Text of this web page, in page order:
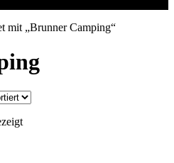
mit „Brunner Camping“
Nach